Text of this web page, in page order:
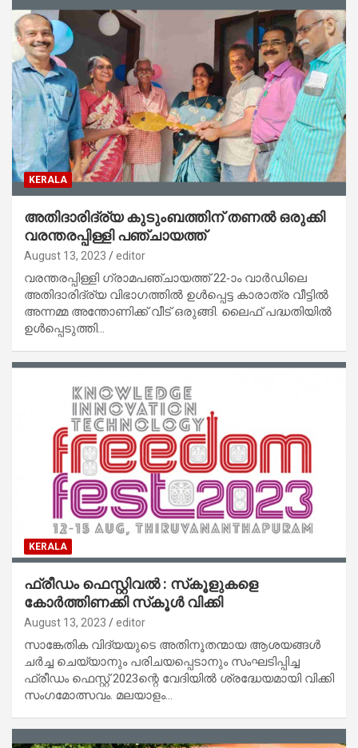
KERALA
അതിദാരിദ്ര്യ കുടുംബത്തിന് തണൽ ഒരുക്കി
വരന്തരപ്പിള്ളി പഞ്ചായത്ത്‌
August 13, 2023 editor
വരന്തരപ്പിള്ളി ഗ്രാമപഞ്ചായത്ത് 22-ാം വാർഡിലെ
അതിദാരിദ്ര്യ വിഭാഗത്തിൽ ഉൾപ്പെട്ട കാരാത്ര വീട്ടിൽ
അന്നമ്മ അന്തോണിക്ക് വീട് ഒരുങ്ങി. ലൈഫ് പദ്ധതിയിൽ
ഉൾപ്പെടുത്തി…
KERALA
ഫ്രീഡം ഫെസ്റ്റിവൽ : സ്‌കൂളുകളെ
കോർത്തിണക്കി സ്‌കൂൾ വിക്കി
August 13, 2023 editor
സാങ്കേതിക വിദ്യയുടെ അതിനൂതന്മായ ആശയങ്ങൾ
ചർച്ച ചെയ്യാനും പരിചയപ്പെടാനും സംഘടിപ്പിച്ച
ഫ്രീഡം ഫെസ്റ്റ് 2023ന്റെ വേദിയിൽ ശ്രദ്ധേയമായി വിക്കി
സംഗമോത്സവം. മലയാളം…